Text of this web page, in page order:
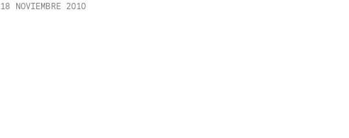
18 NOVIEMBRE 2010